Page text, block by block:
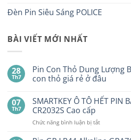
Đèn Pin Siêu Sáng POLICE
BÀI VIẾT MỚI NHẤT
28
Th7
Pin Con Thỏ Dung Lượng
con thỏ giá rẻ ở đâu
bình
luận
ở
Pin
Con
07
Th7
SMARTKEY Ô TÔ HẾT PIN
CR2032S Cao cấp
Chức năng bình luận bị tắtở
Ô